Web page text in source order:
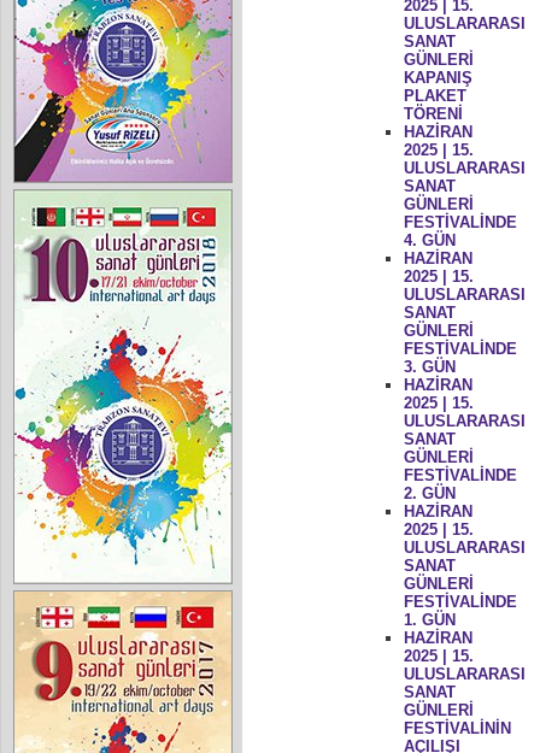
2025 | 15.
ULUSLARARASI
SANAT
GÜNLERİ
KAPANIŞ
PLAKET
TÖRENİ
HAZİRAN
2025 | 15.
ULUSLARARASI
SANAT
GÜNLERİ
FESTİVALİNDE
4. GÜN
HAZİRAN
2025 | 15.
ULUSLARARASI
SANAT
GÜNLERİ
FESTİVALİNDE
3. GÜN
HAZİRAN
2025 | 15.
ULUSLARARASI
SANAT
GÜNLERİ
FESTİVALİNDE
2. GÜN
HAZİRAN
2025 | 15.
ULUSLARARASI
SANAT
GÜNLERİ
FESTİVALİNDE
1. GÜN
HAZİRAN
2025 | 15.
ULUSLARARASI
SANAT
GÜNLERİ
FESTİVALİNİN
AÇILIŞI